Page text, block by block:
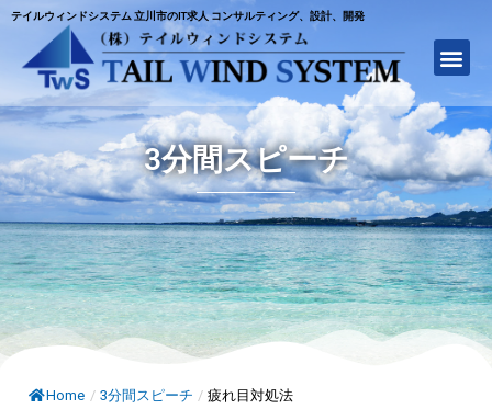
テイルウィンドシステム 立川市のIT求人 コンサルティング、設計、開発
3分間スピーチ
Home / 3分間スピーチ / 疲れ目対処法